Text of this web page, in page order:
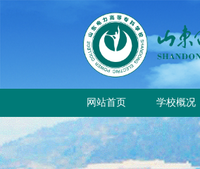
网站首页 学校概况
学校简介
学校章程